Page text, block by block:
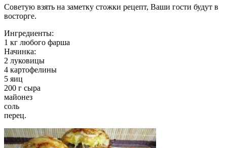
Советую взять на заметку стожки рецепт, Ваши гости будут в
восторге.
Ингредиенты:
1 кг любого фарша
Начинка:
2 луковицы
4 картофелины
5 яиц
200 г сыра
майонез
соль
перец.